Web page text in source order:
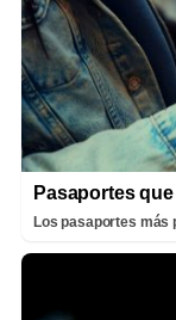
Pasaportes
Los pasaportes más